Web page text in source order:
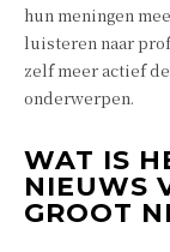
hun meningen
luisteren naar
zelf meer actief
onderwerpen.
WAT IS
NIEUWS
GROOT